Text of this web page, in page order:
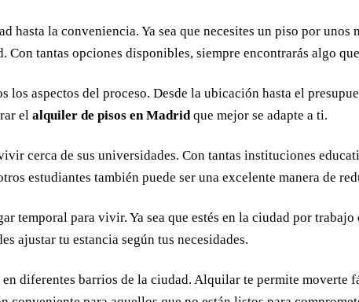
la conveniencia. Ya sea que necesites un piso por unos
tantas opciones disponibles, siempre encontrarás algo que
los aspectos del proceso. Desde la ubicación hasta el
el alquiler de pisos en Madridque mejor se adapte a ti.
cerca de sus universidades. Con tantas instituciones
estudiantes también puede ser una excelente manera de
temporal para vivir. Ya sea que estés en la ciudad por
ajustar tu estancia según tus necesidades.
diferentes barrios de la ciudad. Alquilar te permite moverte